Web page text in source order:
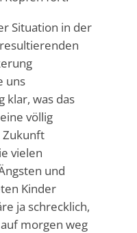
Situation in der
uns
klar, was das
völlig
Zukunft
vielen
und
Kinder
ja schrecklich,
morgen weg